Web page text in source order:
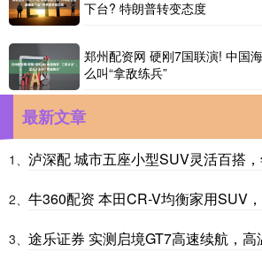
下台? 特朗普转变态度
郑州配资网 硬刚7国联演! 中国
么叫“拿敌练兵”
最新文章
1、 泸深配 城市五座小型SUV灵活百搭
2、 牛360配资 本田CR-V均衡家用SUV
3、 途乐证券 实测启境GT7高速续航，高